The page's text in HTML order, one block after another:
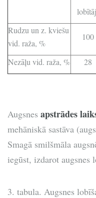
Rudzu un z. kviešu
vid. raža, %
100
Nezāļu vid. raža, % 28
Augsnes apstrādes
mehāniskā sastāva
Smagā smilšmāla
iegūst, izdarot augsnes
3. tabula. Augsnes